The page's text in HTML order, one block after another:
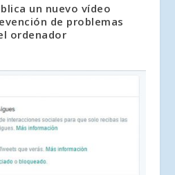
un nuevo vídeo
de problemas
ordenador